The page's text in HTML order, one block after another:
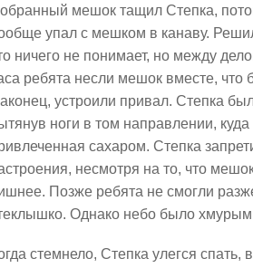
мешок тащил Степка,
упал с мешком в канаву.
ничего не понимает, но между
ребята несли мешок вместе, что
устроили привал. Степка
ноги в том направлении,
сахаром. Степка
несмотря на то, что
Позже ребята не смогли
Однако небо было
стемнело, Степка улегся